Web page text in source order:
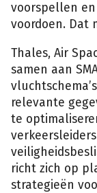
voorspellen
voordoen. Dat
Thales, Air
samen aan
relevante
te
richt zich op
strategieën